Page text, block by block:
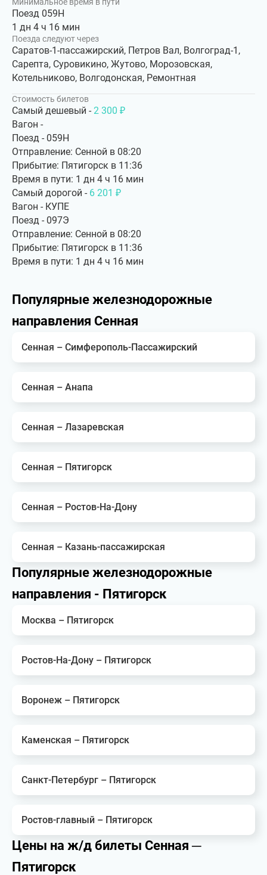
Поезд 059Н
1 дн 4 ч 16 мин
Поезда следуют через
Саратов-1-пассажирский, Петров Вал, Волгоград-1,
Сарепта, Суровикино, Жутово, Морозовская,
Котельниково, Волгодонская, Ремонтная
Стоимость билетов
Самый дешевый - 2 300 ₽
Вагон -
Поезд - 059Н
Отправление: Сенной в 08:20
Прибытие: Пятигорск в 11:36
Время в пути: 1 дн 4 ч 16 мин
Самый дорогой - 6 201 ₽
Вагон - КУПЕ
Поезд - 097Э
Отправление: Сенной в 08:20
Прибытие: Пятигорск в 11:36
Время в пути: 1 дн 4 ч 16 мин
Популярные железнодорожные
направления Сенная
Сенная – Симферополь-Пассажирский
Сенная – Анапа
Сенная – Лазаревская
Сенная – Пятигорск
Сенная – Ростов-На-Дону
Сенная – Казань-пассажирская
Популярные железнодорожные
направления - Пятигорск
Москва – Пятигорск
Ростов-На-Дону – Пятигорск
Воронеж – Пятигорск
Каменская – Пятигорск
Санкт-Петербург – Пятигорск
Ростов-главный – Пятигорск
Цены на ж/д билеты Сенная ─
Пятигорск